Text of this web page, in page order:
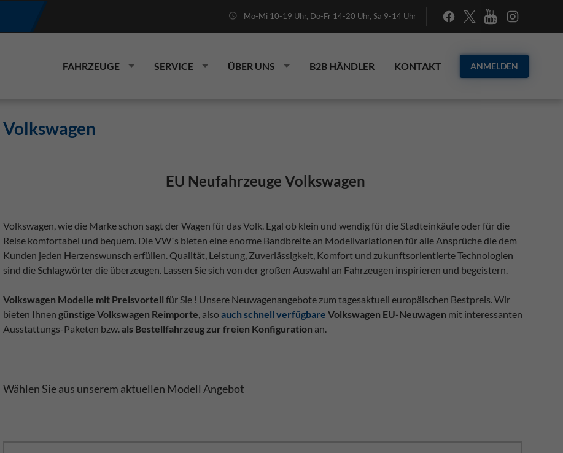
Mo-Mi 10-19 Uhr, Do-Fr 14-20 Uhr, Sa 9-14 Uhr
FAHRZEUGE SERVICE ÜBER UNS B2B HÄNDLER KONTAKT ANMELDEN
Volkswagen
EU Neufahrzeuge Volkswagen
Volkswagen, wie die Marke schon sagt der Wagen für das Volk. Egal ob klein und wendig für die Stadteinkäufe oder für die
Reise komfortabel und bequem. Die VW`s bieten eine enorme Bandbreite an Modellvariationen für alle Ansprüche die dem
Kunden jeden Herzenswunsch erfüllen. Qualität, Leistung, Zuverlässigkeit, Komfort und zukunftsorientierte Technologien
sind die Schlagwörter die überzeugen. Lassen Sie sich von der großen Auswahl an Fahrzeugen inspirieren und begeistern.
Volkswagen Modelle mit Preisvorteil für Sie ! Unsere Neuwagenangebote zum tagesaktuell europäischen Bestpreis. Wir
bieten Ihnen günstige Volkswagen Reimporte , also auch schnell verfügbare Volkswagen EU-Neuwagen mit interessanten
Ausstattungs-Paketen bzw. als Bestellfahrzeug zur freien Konfiguration an.
Wählen Sie aus unserem aktuellen Modell Angebot